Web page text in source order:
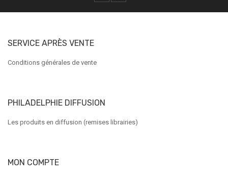
SERVICE APRÈS VENTE
Conditions générales de vente
PHILADELPHIE DIFFUSION
Les produits en diffusion (remises librairies)
MON COMPTE